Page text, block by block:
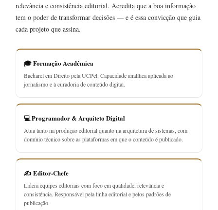
relevância e consistência editorial. Acredita que a boa informação
tem o poder de transformar decisões — e é essa convicção que guia
cada projeto que assina.
🎓 Formação Acadêmica
Bacharel em Direito pela UCPel. Capacidade analítica aplicada ao
jornalismo e à curadoria de conteúdo digital.
💻 Programador & Arquiteto Digital
Atua tanto na produção editorial quanto na arquitetura de sistemas, com
domínio técnico sobre as plataformas em que o conteúdo é publicado.
✍️ Editor-Chefe
Lidera equipes editoriais com foco em qualidade, relevância e
consistência. Responsável pela linha editorial e pelos padrões de
publicação.